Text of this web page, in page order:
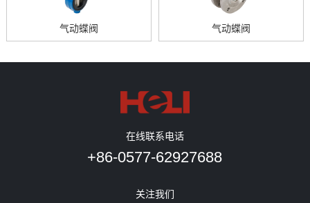
气动蝶阀 气动蝶阀
在线联系电话
+86-0577-62927688
关注我们